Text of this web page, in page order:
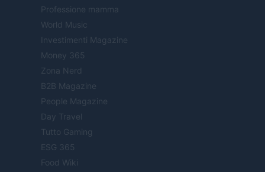
Professione mamma
World Music
Investimenti Magazine
Money 365
Zona Nerd
B2B Magazine
People Magazine
Day Travel
Tutto Gaming
ESG 365
Food Wiki